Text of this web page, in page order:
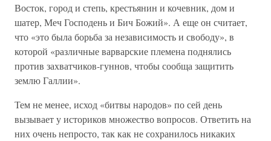
Восток, город и степь, крестьянин и кочевник, дом и
шатер, Меч Господень и Бич Божий». А еще он считает,
что «это была борьба за независимость и свободу», в
которой «различные варварские племена поднялись
против захватчиков-гуннов, чтобы сообща защитить
землю Галлии».
Тем не менее, исход «битвы народов» по сей день
вызывает у историков множество вопросов. Ответить на
них очень непросто, так как не сохранилось никаких